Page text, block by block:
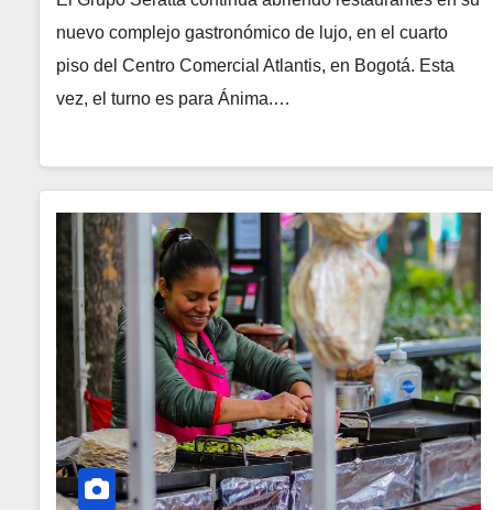
nuevo complejo gastronómico de lujo, en el cuarto
piso del Centro Comercial Atlantis, en Bogotá. Esta
vez, el turno es para Ánima.…